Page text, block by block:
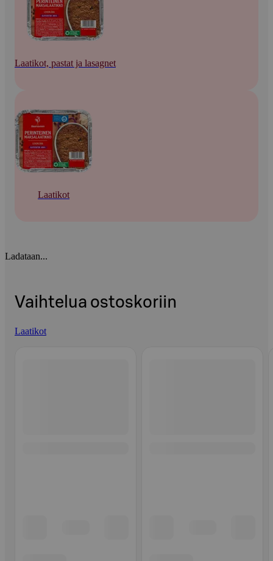
Laatikot, pastat ja lasagnet
Laatikot
Ladataan...
Vaihtelua ostoskoriin
Laatikot